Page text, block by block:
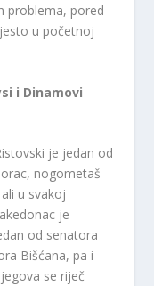
problema, pored
u početnoj
i Dinamovi
je jedan od
nogometaš
u svakoj
je
od senatora
Bišćana, pa i
se riječ